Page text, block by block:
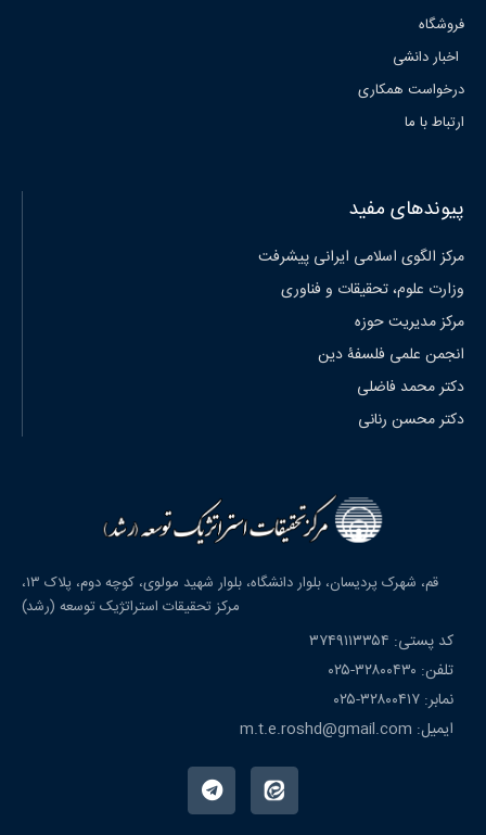
فروشگاه
اخبار دانشی
درخواست همکاری
ارتباط با ما
پیوندهای مفید
مرکز الگوی اسلامی ایرانی پیشرفت
وزارت علوم، تحقیقات و فناوری
مرکز مدیریت حوزه
انجمن علمی فلسفۀ دین
دکتر محمد فاضلی
دکتر محسن رنانی
قم، شهرک پردیسان، بلوار دانشگاه، بلوار شهید مولوی، کوچه دوم، پلاک ۱۳،
مرکز تحقیقات استراتژیک توسعه (رشد)
کد پستی: ۳۷۴۹۱۱۳۳۵۴
تلفن: ۳۲۸۰۰۴۳۰-۰۲۵
نمابر: ۳۲۸۰۰۴۱۷-۰۲۵
ایمیل: m.t.e.roshd@gmail.com